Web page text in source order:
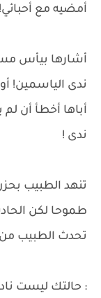
أمضيه مع
أشارها بيأس
ندى الياسمين!
أباها أخطأ أن
ندى !
تنهد الطبيب
طموحا لكن
تحدث الطبيب من
: حالتك ليست